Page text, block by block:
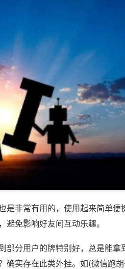
是非常有用的，使用起来简单便
免影响好友间互动乐趣。
部分用户的牌特别好，总是能拿
确实存在此类外挂。如(微信跑